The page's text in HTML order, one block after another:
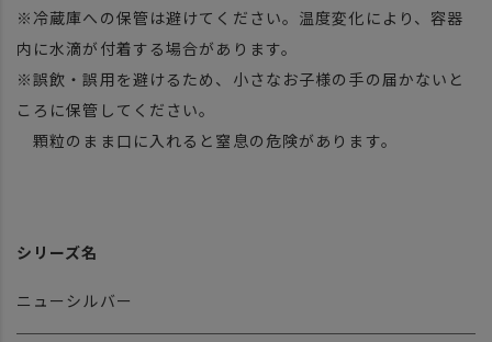
※冷蔵庫への保管は避けてください。温度変化により、容器
内に水滴が付着する場合があります。
※誤飲・誤用を避けるため、小さなお子様の手の届かないと
ころに保管してください。
顆粒のまま口に入れると窒息の危険があります。
シリーズ名
ニューシルバー